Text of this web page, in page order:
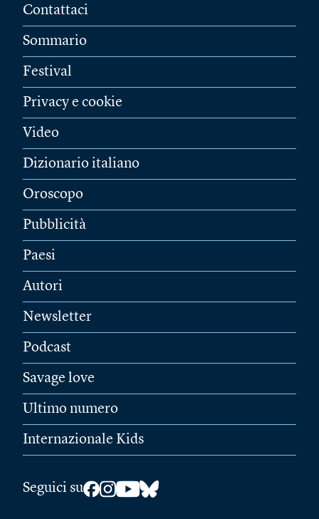
Contattaci
Sommario
Festival
Privacy e cookie
Video
Dizionario italiano
Oroscopo
Pubblicità
Paesi
Autori
Newsletter
Podcast
Savage love
Ultimo numero
Internazionale Kids
Seguici su